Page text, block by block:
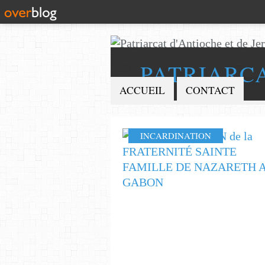
ACCUEIL CONTACT
INCARDINATION